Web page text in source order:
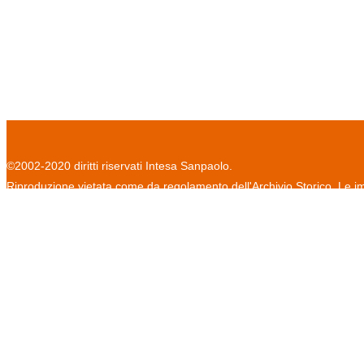
©2002-2020 diritti riservati Intesa Sanpaolo.
Riproduzione vietata come da regolamento dell'Archivio Storico. Le